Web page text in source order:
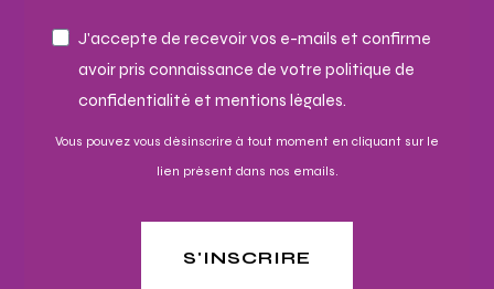
J'accepte de recevoir vos e-mails et confirme
avoir pris connaissance de votre politique de
confidentialité et mentions légales.
Vous pouvez vous désinscrire à tout moment en cliquant sur le
lien présent dans nos emails.
S'INSCRIRE